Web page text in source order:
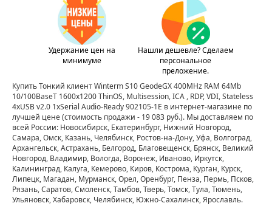
Удержание цен на
минимуме
Нашли дешевле? Сделаем
персональное
преложение.
Купить Тонкий клиент Winterm S10 GeodeGX 400MHz RAM 64Mb
10/100BaseT 1600x1200 ThinOS, Multisession, ICA , RDP, VDI, Stateless
4xUSB v2.0 1xSerial Audio-Ready 902105-1E в интернет-магазине по
лучшей цене(стоимость продажи - 19 083 руб.). Мы доставляем по
всей России: Новосибирск, Екатеринбург, Нижний Новгород,
Самара, Омск, Казань, Челябинск, Ростов-на-Дону, Уфа, Волгоград,
Архангельск, Астрахань, Белгород, Благовещенск, Брянск, Великий
Новгород, Владимир, Вологда, Воронеж, Иваново, Иркутск,
Калининград, Калуга, Кемерово, Киров, Кострома, Курган, Курск,
Липецк, Магадан, Мурманск, Орел, Оренбург, Пенза, Пермь, Псков,
Рязань, Саратов, Смоленск, Тамбов, Тверь, Томск, Тула, Тюмень,
Ульяновск, Хабаровск, Челябинск, Южно-Сахалинск, Ярославль.